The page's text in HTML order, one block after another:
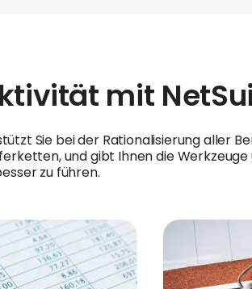
mit
Sie bei der Rationalisierung aller
und gibt Ihnen die Werkzeuge
zu führen.